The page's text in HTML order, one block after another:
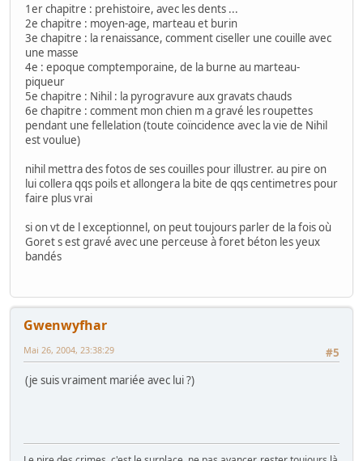
1er chapitre : prehistoire, avec les dents ...
2e chapitre : moyen-age, marteau et burin
3e chapitre : la renaissance, comment ciseller une couille avec
une masse
4e : epoque comptemporaine, de la burne au marteau-
piqueur
5e chapitre : Nihil : la pyrogravure aux gravats chauds
6e chapitre : comment mon chien m a gravé les roupettes
pendant une fellelation (toute coïncidence avec la vie de Nihil
est voulue)
nihil mettra des fotos de ses couilles pour illustrer. au pire on
lui collera qqs poils et allongera la bite de qqs centimetres pour
faire plus vrai
si on vt de l exceptionnel, on peut toujours parler de la fois où
Goret s est gravé avec une perceuse à foret béton les yeux
bandés
Gwenwyfhar
#5
Mai 26, 2004, 23:38:29
(je suis vraiment mariée avec lui ?)